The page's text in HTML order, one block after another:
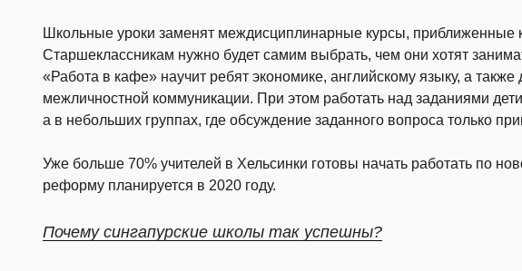
Школьные уроки заменят междисциплинарные курсы, приближенные
Старшеклассникам нужно будет самим выбрать, чем они хотят
«Работа в кафе» научит ребят экономике, английскому языку, а
межличностной коммуникации. При этом работать над заданиями
а в небольших группах, где обсуждение заданного вопроса только
Уже больше 70% учителей в Хельсинки готовы начать работать по
реформу планируется в 2020 году.
Почему сингапурские школы так успешны?